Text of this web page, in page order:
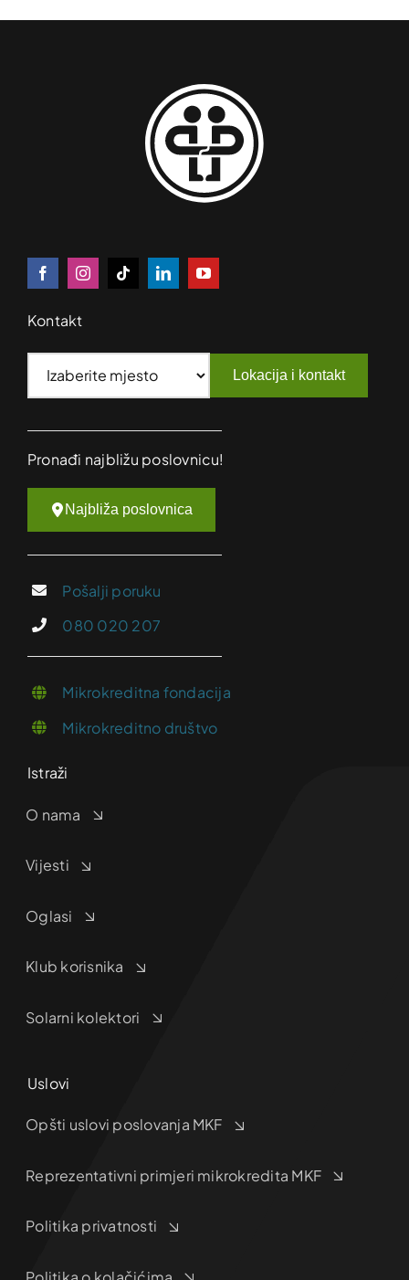
Kontakt
Lokacija i kontakt
Pronađi najbližu poslovnicu!
Najbliža poslovnica
Pošalji poruku
080 020 207
Mikrokreditna fondacija
Mikrokreditno društvo
Istraži
O nama
Vijesti
Oglasi
Klub korisnika
Solarni kolektori
Uslovi
Opšti uslovi poslovanja MKF
Reprezentativni primjeri mikrokredita MKF
Politika privatnosti